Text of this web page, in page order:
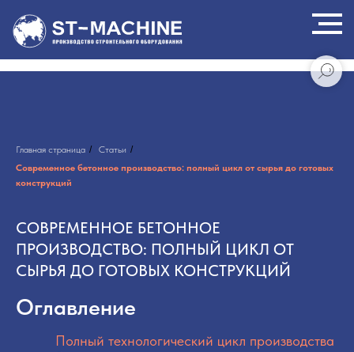
Главная страница / Статьи /
Современное бетонное производство: полный цикл от сырья до готовых
конструкций
СОВРЕМЕННОЕ БЕТОННОЕ
ПРОИЗВОДСТВО: ПОЛНЫЙ ЦИКЛ ОТ
СЫРЬЯ ДО ГОТОВЫХ КОНСТРУКЦИЙ
Оглавление
Полный технологический цикл производства